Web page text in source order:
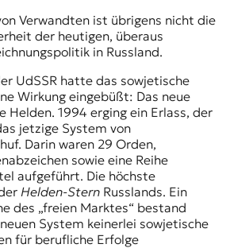
Verwandten ist übrigens nicht die
der heutigen, überaus
in Russland.
UdSSR hatte das sowjetische
Wirkung eingebüßt: Das neue
Helden. 1994 erging ein Erlass, der
jetzige System von
Darin waren 29 Orden,
sowie eine Reihe
aufgeführt. Die höchste
Helden-SternRusslands. Ein
des „freien Marktes“ bestand
System keinerlei sowjetische
für berufliche Erfolge